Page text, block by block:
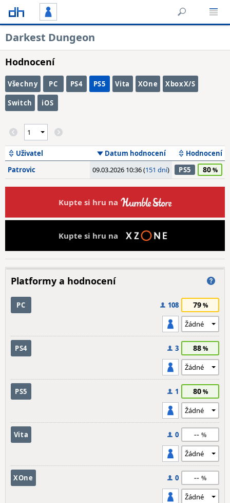
Darkest Dungeon
Hodnocení
Všechny PC PS4 PS5 Vita XOne XboxX/S
Switch iOS
Uživatel Datum hodnocení
Hodnocení
Patrovic
09.03.2026 10:36 (151 dní) PS5 80
Kupte si hru na
Kupte si hru na
Platformy a hodnocení
PC 108 79
PS4 3 88
PS5 1 80
Vita 0 --
XOne 0 --